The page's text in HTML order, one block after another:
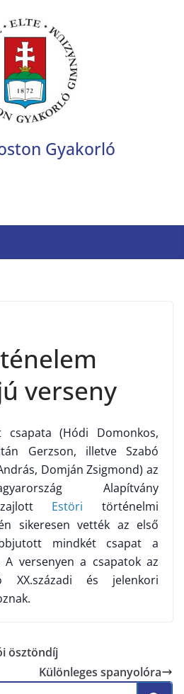
Gyakorló
verseny
(Hódi Domonkos,
Gerzson, illetve Szabó
Domján Zsigmond) az
Alapítvány
Estöri történelmi
sikeresen vették az első
mindkét csapat a
versenyen a csapatok az
XX.századi és jelenkori
ösztöndíj
Különleges spanyolóra